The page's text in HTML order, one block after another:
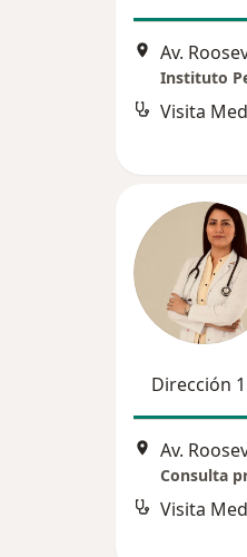
Av.
Visita
Dirección 1
Av.
Consulta
Visita